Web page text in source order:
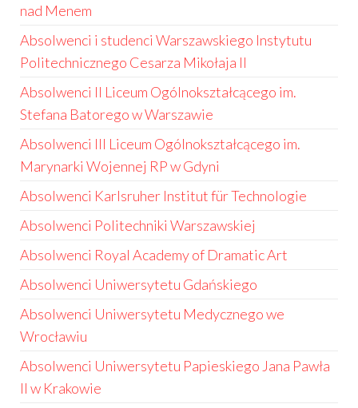
nad Menem
Absolwenci i studenci Warszawskiego Instytutu
Politechnicznego Cesarza Mikołaja II
Absolwenci II Liceum Ogólnokształcącego im.
Stefana Batorego w Warszawie
Absolwenci III Liceum Ogólnokształcącego im.
Marynarki Wojennej RP w Gdyni
Absolwenci Karlsruher Institut für Technologie
Absolwenci Politechniki Warszawskiej
Absolwenci Royal Academy of Dramatic Art
Absolwenci Uniwersytetu Gdańskiego
Absolwenci Uniwersytetu Medycznego we
Wrocławiu
Absolwenci Uniwersytetu Papieskiego Jana Pawła
II w Krakowie